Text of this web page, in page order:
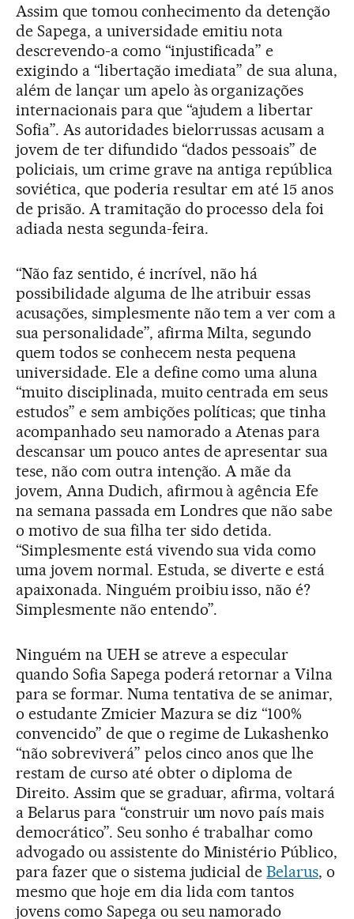
Assim que tomou conhecimento da detenção
de Sapega, a universidade emitiu nota
descrevendo-a como “injustificada” e
exigindo a “libertação imediata” de sua aluna,
além de lançar um apelo às organizações
internacionais para que “ajudem a libertar
Sofia”. As autoridades bielorrussas acusam a
jovem de ter difundido “dados pessoais” de
policiais, um crime grave na antiga república
soviética, que poderia resultar em até 15 anos
de prisão. A tramitação do processo dela foi
adiada nesta segunda-feira.
“Não faz sentido, é incrível, não há
possibilidade alguma de lhe atribuir essas
acusações, simplesmente não tem a ver com a
sua personalidade”, afirma Milta, segundo
quem todos se conhecem nesta pequena
universidade. Ele a define como uma aluna
“muito disciplinada, muito centrada em seus
estudos” e sem ambições políticas; que tinha
acompanhado seu namorado a Atenas para
descansar um pouco antes de apresentar sua
tese, não com outra intenção. A mãe da
jovem, Anna Dudich, afirmou à agência Efe
na semana passada em Londres que não sabe
o motivo de sua filha ter sido detida.
“Simplesmente está vivendo sua vida como
uma jovem normal. Estuda, se diverte e está
apaixonada. Ninguém proibiu isso, não é?
Simplesmente não entendo”.
Ninguém na UEH se atreve a especular
quando Sofia Sapega poderá retornar a Vilna
para se formar. Numa tentativa de se animar,
o estudante Zmicier Mazura se diz “100%
convencido” de que o regime de Lukashenko
“não sobreviverá” pelos cinco anos que lhe
restam de curso até obter o diploma de
Direito. Assim que se graduar, afirma, voltará
a Belarus para “construir um novo país mais
democrático”. Seu sonho é trabalhar como
advogado ou assistente do Ministério Público,
para fazer que o sistema judicial deBelarus, o
mesmo que hoje em dia lida com tantos
jovens como Sapega ou seu namorado